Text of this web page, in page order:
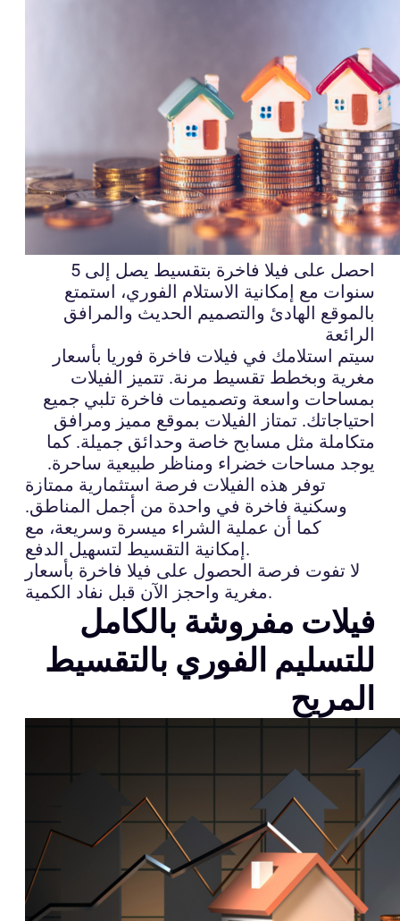
احصل على فيلا فاخرة بتقسيط يصل إلى 5
سنوات مع إمكانية الاستلام الفوري، استمتع
بالموقع الهادئ والتصميم الحديث والمرافق
الرائعة
سيتم استلامك في فيلات فاخرة فوريا بأسعار
مغرية وبخطط تقسيط مرنة. تتميز الفيلات
بمساحات واسعة وتصميمات فاخرة تلبي جميع
احتياجاتك. تمتاز الفيلات بموقع مميز ومرافق
متكاملة مثل مسابح خاصة وحدائق جميلة. كما
يوجد مساحات خضراء ومناظر طبيعية ساحرة.
توفر هذه الفيلات فرصة استثمارية ممتازة
وسكنية فاخرة في واحدة من أجمل المناطق.
كما أن عملية الشراء ميسرة وسريعة، مع
إمكانية التقسيط لتسهيل الدفع.
لا تفوت فرصة الحصول على فيلا فاخرة بأسعار
مغرية واحجز الآن قبل نفاد الكمية.
فيلات مفروشة بالكامل
للتسليم الفوري بالتقسيط
المريح